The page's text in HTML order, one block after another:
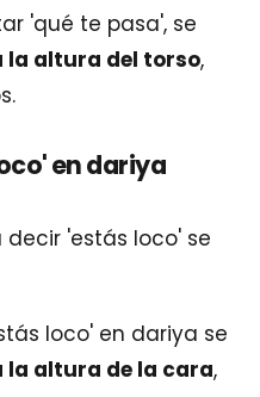
'qué te pasa', se
la altura del torso,
en dariya
'estás loco' se
loco' en dariya se
la altura de la cara,